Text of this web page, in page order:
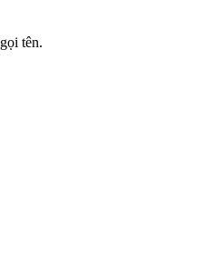
tên.